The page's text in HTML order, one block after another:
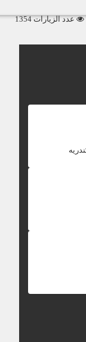
عدد الزيارات 1354